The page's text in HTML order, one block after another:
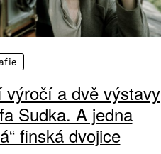
výročí a dvě výstavy
Sudka. A jedna
finská dvojice